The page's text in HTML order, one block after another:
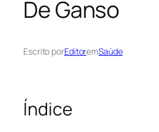
De Ganso
Escrito porEditoremSaúde
Índice